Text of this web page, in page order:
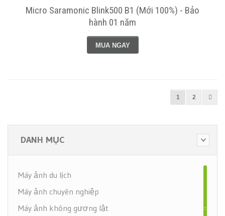
Micro Saramonic Blink500 B1 (Mới 100%) - Bảo
hành 01 năm
MUA NGAY
1 2
DANH MỤC
Máy ảnh du lịch
Máy ảnh chuyên nghiệp
Máy ảnh không gương lật